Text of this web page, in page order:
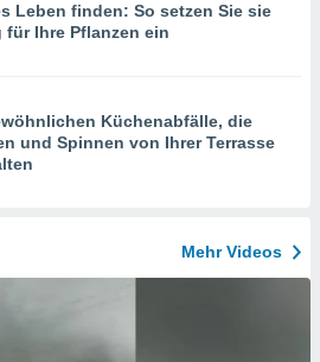
Leben finden: So setzen Sie sie
für Ihre Pflanzen ein
Küchenabfälle, die
und Spinnen von Ihrer Terrasse
Mehr Videos